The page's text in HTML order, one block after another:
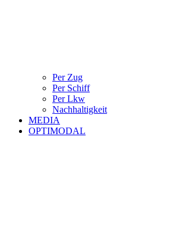
Per Zug
Per Schiff
Per Lkw
Nachhaltigkeit
MEDIA
OPTIMODAL